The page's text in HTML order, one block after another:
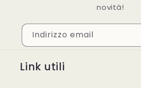
novità!
Indirizzo email
Link utili